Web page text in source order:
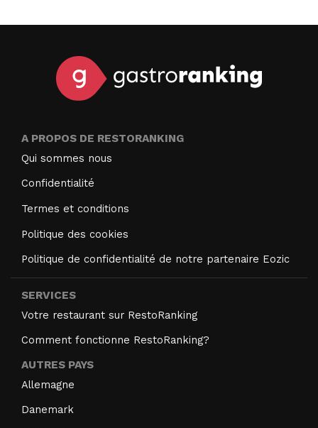
A PROPOS DE RESTORANKING
Qui sommes nous
Confidentialité
Termes et conditions
Politique des cookies
Politique de confidentialité de notre partenaire Eozic
SERVICES
Votre restaurant sur RestoRanking
Comment fonctionne RestoRanking?
AUTRES PAYS
Allemagne
Danemark